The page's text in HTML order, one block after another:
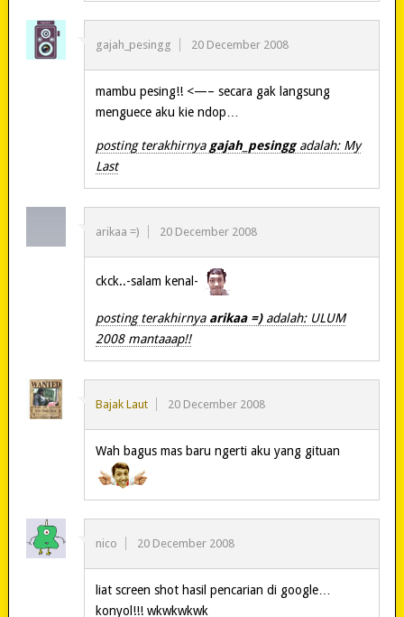
gajah_pesingg 20 December 2008
mambu pesing!! <—– secara gak langsung
menguece aku kie ndop…
posting terakhirnya gajah_pesinggadalah: My
Last
arikaa =) 20 December 2008
ckck..-salam kenal-
posting terakhirnya arikaa =) adalah: ULUM
2008 mantaaap!!
Bajak Laut 20 December 2008
Wah bagus mas baru ngerti aku yang gituan
nico 20 December 2008
liat screen shot hasil pencarian di google…
konyol!!! wkwkwkwk